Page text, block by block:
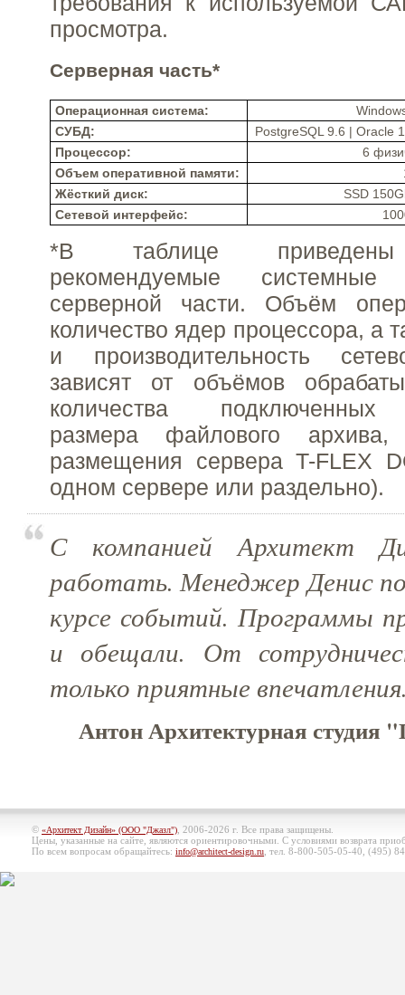
просмотра.
Серверная часть*
Операционная система:
СУБД:
PostgreSQL 9.6 | Oracle
Процессор:
6
Объем оперативной памяти:
Жёсткий диск:
SSD
Сетевой интерфейс:
*В таблице приведены
рекомендуемые
серверной части. Объём
количество ядер процессора, а
и производительность
зависят от объёмов
количества подключенных
размера файлового
размещения сервера T-FLEX
одном сервере или раздельно).
С компанией Архитект
работать. Менеджер Денис
курсе событий. Программы
и обещали. От
только приятные
Антон Архитектурная студия
© «Архитект Дизайн» (ООО "Джазл") , 2006-2026 г. Все права защищены.
Цены, указанные на сайте, являются ориентировочными. С условиями возврата
По всем вопросам обращайтесь: info@architect-design.ru , тел. 8-800-505-05-40, (495)